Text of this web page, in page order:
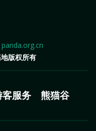
版权所有
客服务 熊猫谷